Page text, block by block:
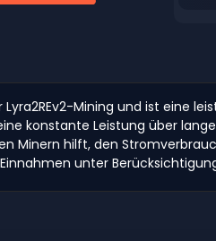
Lyra2REv2-Mining und ist
konstante Leistung über
Minern hilft, den
unter